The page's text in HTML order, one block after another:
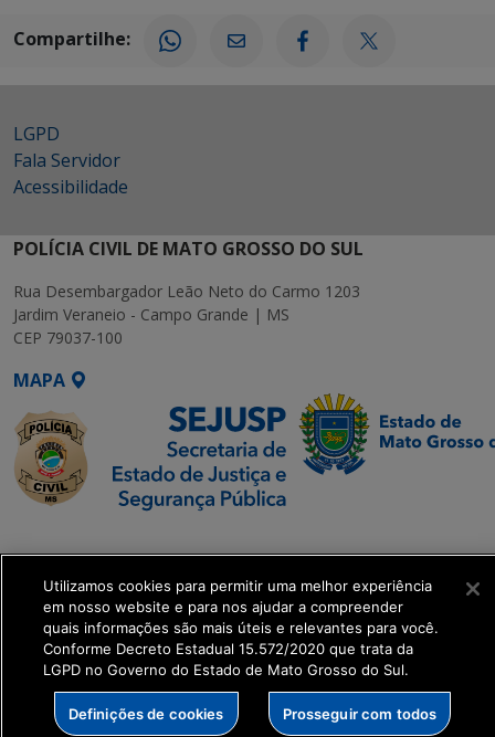
Compartilhe:
LGPD
Fala Servidor
Acessibilidade
POLÍCIA CIVIL DE MATO GROSSO DO SUL
Rua Desembargador Leão Neto do Carmo 1203
Jardim Veraneio - Campo Grande | MS
CEP 79037-100
MAPA
Transformação Digital
get_footer();
Utilizamos cookies para permitir uma melhor experiência
em nosso website e para nos ajudar a compreender
quais informações são mais úteis e relevantes para você.
Conforme Decreto Estadual 15.572/2020 que trata da
LGPD no Governo do Estado de Mato Grosso do Sul.
Definições de cookies Prosseguir com todos